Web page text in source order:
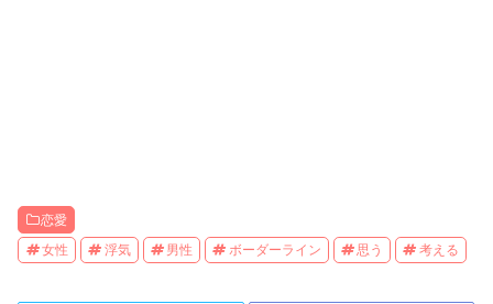
恋愛
女性
浮気 男性 ボーダーライン 思う 考える